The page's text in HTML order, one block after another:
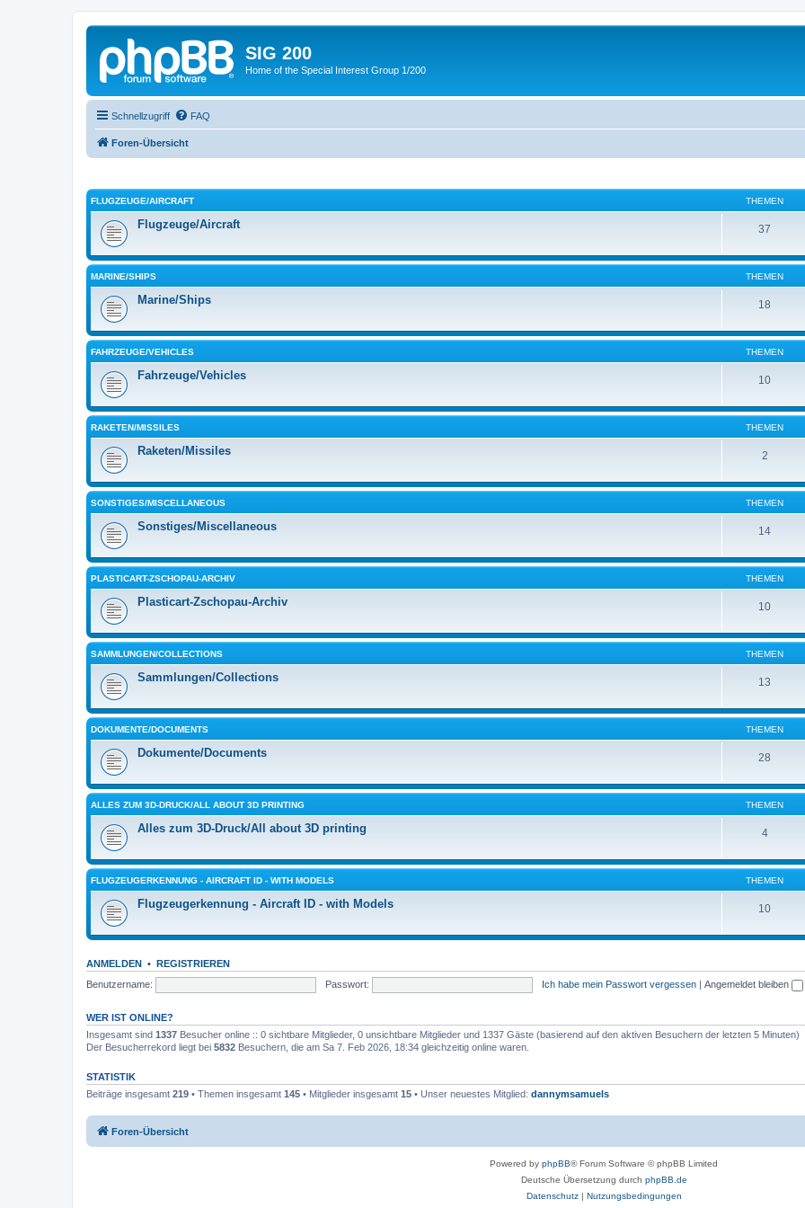
SIG 200
Home of the Special Interest Group 1/200
Schnellzugriff FAQ
Foren-Übersicht
FLUGZEUGE/AIRCRAFT THEMEN
Flugzeuge/Aircraft 37
MARINE/SHIPS THEMEN
Marine/Ships 18
FAHRZEUGE/VEHICLES THEMEN
Fahrzeuge/Vehicles 10
RAKETEN/MISSILES THEMEN
Raketen/Missiles 2
SONSTIGES/MISCELLANEOUS THEMEN
Sonstiges/Miscellaneous 14
PLASTICART-ZSCHOPAU-ARCHIV THEMEN
Plasticart-Zschopau-Archiv 10
SAMMLUNGEN/COLLECTIONS THEMEN
Sammlungen/Collections 13
DOKUMENTE/DOCUMENTS THEMEN
Dokumente/Documents 28
ALLES ZUM 3D-DRUCK/ALL ABOUT 3D PRINTING THEMEN
Alles zum 3D-Druck/All about 3D printing 4
FLUGZEUGERKENNUNG - AIRCRAFT ID - WITH MODELS THEMEN
Flugzeugerkennung - Aircraft ID - with Models 10
ANMELDEN • REGISTRIEREN
Benutzername:
Passwort: Ich habe mein Passwort vergessen | Angemeldet bleiben
WER IST ONLINE?
Insgesamt sind 1337 Besucher online :: 0 sichtbare Mitglieder, 0 unsichtbare Mitglieder und 1337 Gäste (basierend auf den aktiven Besuchern der letzten 5 Minuten)
Der Besucherrekord liegt bei 5832 Besuchern, die am Sa 7. Feb 2026, 18:34 gleichzeitig online waren.
STATISTIK
Beiträge insgesamt 219 • Themen insgesamt 145 • Mitglieder insgesamt 15 • Unser neuestes Mitglied: dannymsamuels
Foren-Übersicht
Powered by phpBB® Forum Software © phpBB Limited
Deutsche Übersetzung durch phpBB.de
Datenschutz| Nutzungsbedingungen